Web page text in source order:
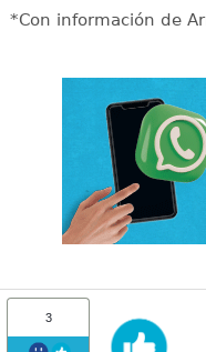
*Con información de
3